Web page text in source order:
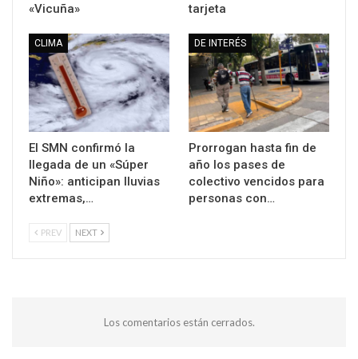
«Vicuña»
tarjeta
CLIMA
El SMN confirmó la
llegada de un «Súper
Niño»: anticipan lluvias
extremas,…
DE INTERÉS
Prorrogan hasta fin de
año los pases de
colectivo vencidos para
personas con…
PREV NEXT
Los comentarios están cerrados.